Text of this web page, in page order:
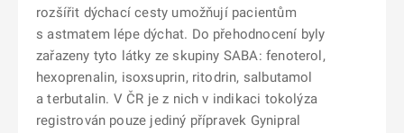
rozšířit dýchací cesty umožňují pacientům
s astmatem lépe dýchat. Do přehodnocení byly
zařazeny tyto látky ze skupiny SABA: fenoterol,
hexoprenalin, isoxsuprin, ritodrin, salbutamol
a terbutalin. V ČR je z nich v indikaci tokolýza
registrován pouze jediný přípravek Gynipral